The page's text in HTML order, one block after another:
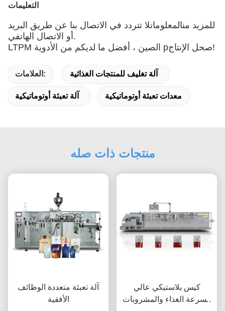
التعليمات
للمزيد منالمعلوماتلا تتردد في الاتصال بنا عن طريق البريد
أو الاتصال الهاتفي.
LTPM الصين ، أفضل ما لديكم من الأدوية p
صحل الإنتاج!
العلامات: آلة تغليف للمنتجات الغذائية
آلة تعبئة أوتوماتيكية معدات تعبئة أوتوماتيكية
منتجات ذات صله
آلة تعبئة متعددة الوظائف
الأفقية
كيس بلاستيكي عالي
السرعة الغذاء والمشروبات